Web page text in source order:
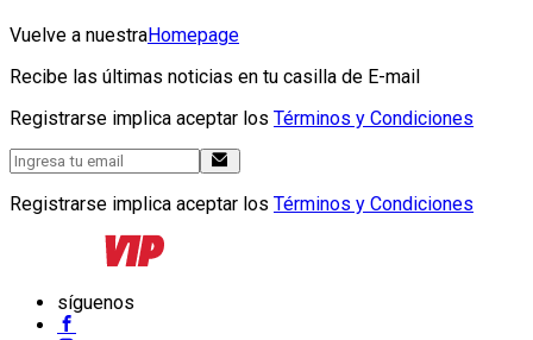
Vuelve a nuestraHomepage
Recibe las últimas noticias en tu casilla de E-mail
Registrarse implica aceptar los Términos y Condiciones
Registrarse implica aceptar los Términos y Condiciones
síguenos